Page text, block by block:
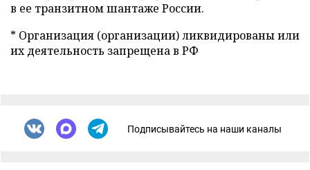
в ее транзитном шантаже России.
* Организация (организации) ликвидированы или
их деятельность запрещена в РФ
Подписывайтесь на наши каналы